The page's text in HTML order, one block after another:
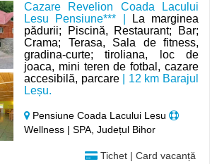
Cazare Revelion Coada Lacului
Lesu Pensiune*** |
La marginea
pădurii; Piscină, Restaurant; Bar;
Crama; Terasa, Sala de fitness,
gradina-curte; tiroliana, loc de
joaca, mini teren de fotbal, cazare
accesibilă, parcare| 12 km Barajul
Leșu.
Pensiune Coada Lacului Lesu
Wellness | SPA, Județul Bihor
Tichet | Card vacanță